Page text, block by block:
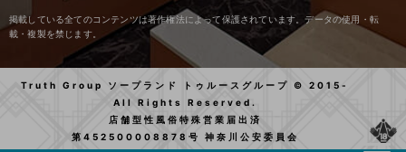
掲載している全てのコンテンツは著作権法によって保護されています。データの使用・転
載・複製を禁じます。
Truth Group ソープランド トゥルースグループ © 2015-
All Rights Reserved.
店舗型性風俗特殊営業届出済
第452500008878号 神奈川公安委員会